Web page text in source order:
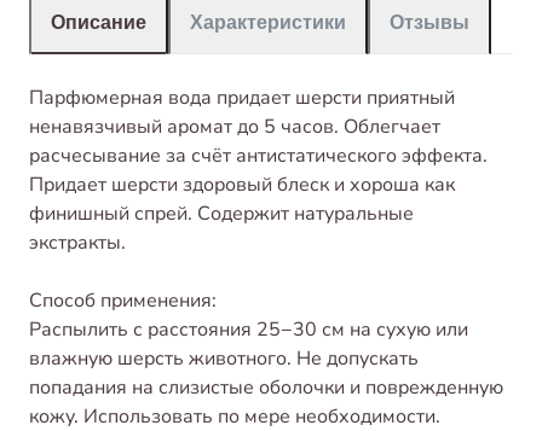
Описание Характеристики Отзывы
Парфюмерная вода придает шерсти приятный
ненавязчивый аромат до 5 часов. Облегчает
расчесывание за счёт антистатического эффекта.
Придает шерсти здоровый блеск и хороша как
финишный спрей. Содержит натуральные
экстракты.
Способ применения:
Распылить с расстояния 25−30 см на сухую или
влажную шерсть животного. Не допускать
попадания на слизистые оболочки и поврежденную
кожу. Использовать по мере необходимости.